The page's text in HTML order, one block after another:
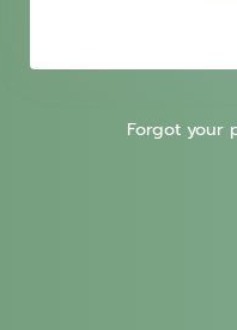
Forgot your